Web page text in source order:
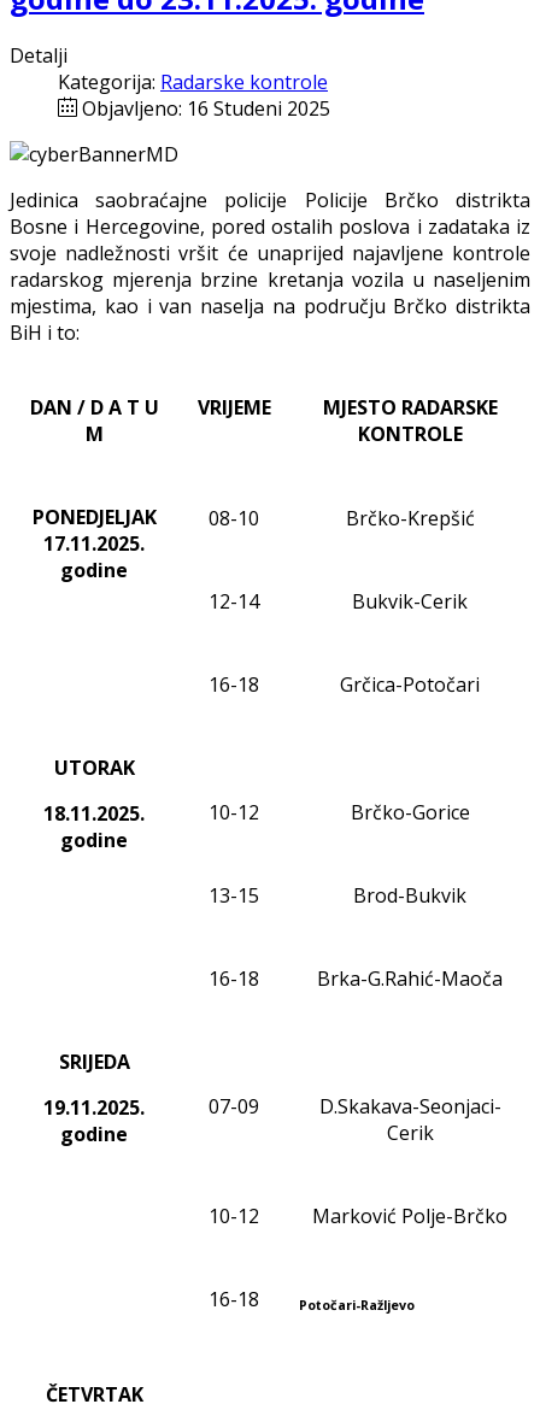
Detalji
Kategorija: Radarske kontrole
Objavljeno: 16 Studeni 2025
Jedinica saobraćajne policije Policije Brčko distrikta
Bosne i Hercegovine, pored ostalih poslova i zadataka iz
svoje nadležnosti vršit će unaprijed najavljene kontrole
radarskog mjerenja brzine kretanja vozila u naseljenim
mjestima, kao i van naselja na području Brčko distrikta
BiH i to:
DAN / D A T U
M
VRIJEME
MJESTO RADARSKE
KONTROLE
PONEDJELJAK
17.11.2025.
godine
08-10 Brčko-Krepšić
12-14 Bukvik-Cerik
16-18 Grčica-Potočari
UTORAK
18.11.2025.
godine
10-12 Brčko-Gorice
13-15 Brod-Bukvik
16-18 Brka-G.Rahić-Maoča
SRIJEDA
19.11.2025.
godine
07-09
D.Skakava-Seonjaci-
Cerik
10-12 Marković Polje-Brčko
16-18 Potočari-Ražljevo
ČETVRTAK